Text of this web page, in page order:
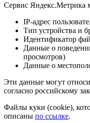
Сервис Яндекс.Метрика
IP-адрес
Тип устройства и
Идентификатор
Данные о
просмотров)
Данные о
Эти данные могут
согласно российскому
Файлы куки (cookie),
описаны по ссылке.